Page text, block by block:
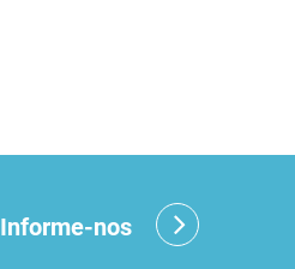
Informe-nos